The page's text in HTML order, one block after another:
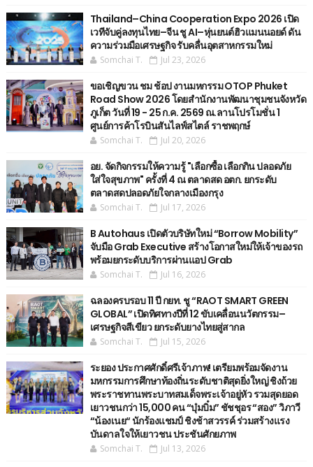
Thailand–China Cooperation Expo 2026 เปิด
เวทีจับคู่ลงทุนไทย–จีน ชู AI–หุ่นยนต์ฮิวแมนนอยด์ ดัน
ความร่วมมือเศรษฐกิจ รับคลื่นอุตสาหกรรมใหม่
Somchai T. Jul 23, 2026
ขอเชิญขวน ชม ช้อป งานมหกรรม OTOP Phuket
Road Show 2026 โดยสำนักงานพัฒนาชุมชนจังหวัด
ภูเก็ต วันที่ 19 - 25 ก.ค. 2569 ณ.ลานโปรโมชั่น 1
ศูนย์การค้าโรบินสันไลฟ์สไตล์ ราชพฤกษ์
Somchai T. Jul 20, 2026
อย. จัดกิจกรรมให้ความรู้ "เลือกซื้อ เลือกกิน ปลอดภัย
ใส่ใจสุขภาพ" ครั้งที่ 4 ณ ตลาดสด อตก. ยกระดับ
ตลาดสดปลอดภัยใจกลางเมืองกรุง
Somchai T. Jul 17, 2026
B Autohaus เปิดตัวบริษัทใหม่ “Borrow Mobility”
จับมือ Grab Executive สร้างโอกาสใหม่ให้เจ้าของรถ
พร้อมยกระดับบริการผ่านแอป Grab
Somchai T. Jul 16, 2026
ฉลองครบรอบ 11 ปี กยท. ชู “RAOT SMART GREEN
GLOBAL” เปิดทิศทางปีที่ 12 ขับเคลื่อนนวัตกรรม–
เศรษฐกิจสีเขียว ยกระดับยางไทยสู่สากล
Somchai T. Jul 15, 2026
ระยอง ประกาศศักดิ์ศรีเจ้าภาพ! เตรียมพร้อมจัดงาน
มหกรรมการศึกษาท้องถิ่นระดับชาติสุดยิ่งใหญ่ ชิงถ้วย
พระราชทานพระบาทสมเด็จพระเจ้าอยู่หัว รวมสุดยอด
เยาวชนกว่า 15,000 คน “บุ๋มบิ๋ม” ชัชชุอร “สอง” วิภาวี
“น้องเนย“ นักร้องแชมป์ ชิงช้าสวรรค์ ร่วมสร้างแรง
บันดาลใจให้เยาวชน ประชันศักยภาพ
Somchai T. Jul 13, 2026